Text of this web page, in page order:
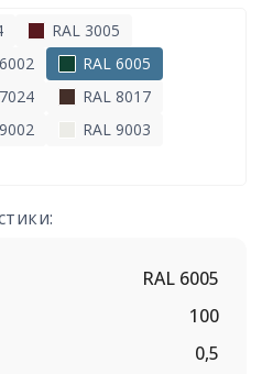
RAL 3005
RAL 6005
RAL 8017
RAL 9003
RAL 6005
100
0,5